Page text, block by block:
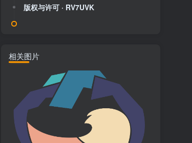
版权与许可 · RV7UVK
相关图片